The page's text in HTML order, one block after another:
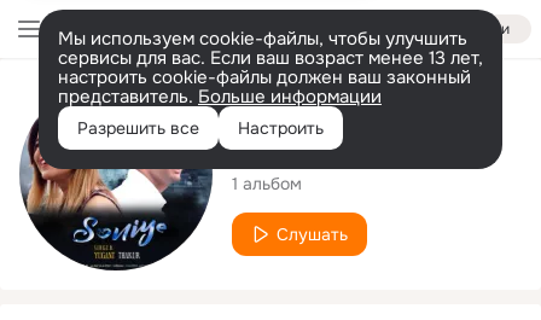
Войти
Мы используем cookie-файлы, чтобы улучшить
сервисы для вас. Если ваш возраст менее 13 лет,
настроить cookie-файлы должен ваш законный
представитель. Больше информации
Разрешить все Настроить
Исполнитель
Yugant Thakur
1 альбом
Слушать